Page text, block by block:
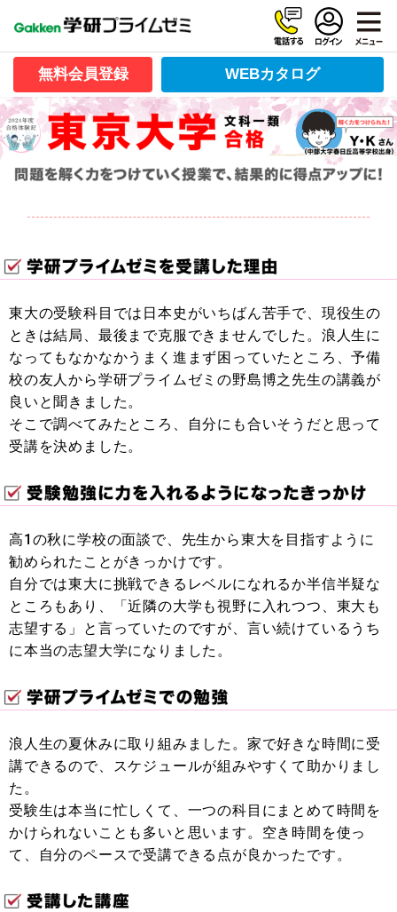
無料会員登録 WEBカタログ
東大の受験科目では日本史がいちばん苦手で、現役生の
ときは結局、最後まで克服できませんでした。浪人生に
なってもなかなかうまく進まず困っていたところ、予備
校の友人から学研プライムゼミの野島博之先生の講義が
良いと聞きました。
そこで調べてみたところ、自分にも合いそうだと思って
受講を決めました。
高1の秋に学校の面談で、先生から東大を目指すように
勧められたことがきっかけです。
自分では東大に挑戦できるレベルになれるか半信半疑な
ところもあり、「近隣の大学も視野に入れつつ、東大も
志望する」と言っていたのですが、言い続けているうち
に本当の志望大学になりました。
浪人生の夏休みに取り組みました。家で好きな時間に受
講できるので、スケジュールが組みやすくて助かりまし
た。
受験生は本当に忙しくて、一つの科目にまとめて時間を
かけられないことも多いと思います。空き時間を使っ
て、自分のペースで受講できる点が良かったです。